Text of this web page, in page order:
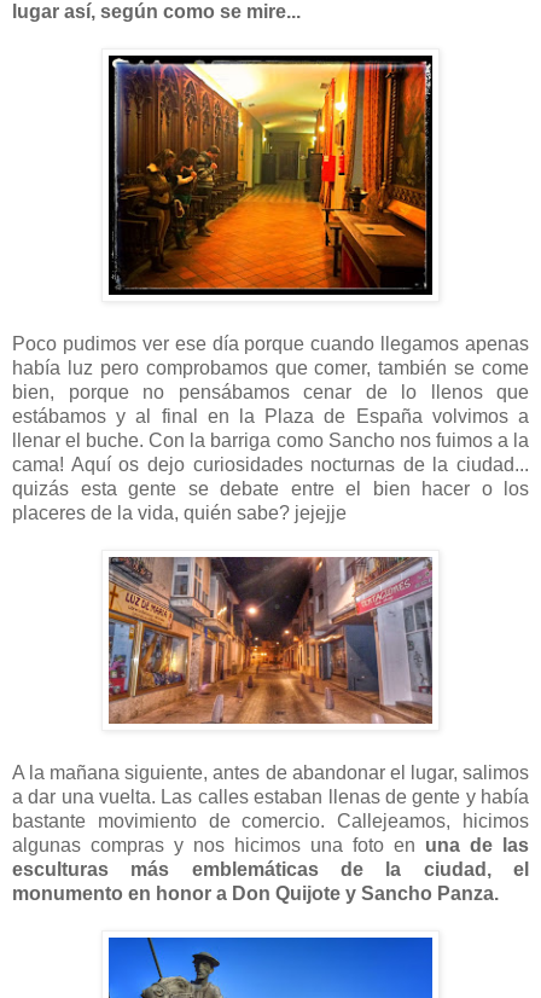
lugar así, según como se mire...
Poco pudimos ver ese día porque cuando llegamos apenas
había luz pero comprobamos que comer, también se come
bien, porque no pensábamos cenar de lo llenos que
estábamos y al final en la Plaza de España volvimos a
llenar el buche. Con la barriga como Sancho nos fuimos a la
cama! Aquí os dejo curiosidades nocturnas de la ciudad...
quizás esta gente se debate entre el bien hacer o los
placeres de la vida, quién sabe? jejejje
A la mañana siguiente, antes de abandonar el lugar, salimos
a dar una vuelta. Las calles estaban llenas de gente y había
bastante movimiento de comercio. Callejeamos, hicimos
algunas compras y nos hicimos una foto en una de las
esculturas más emblemáticas de la ciudad, el
monumento en honor a Don Quijote y Sancho Panza.